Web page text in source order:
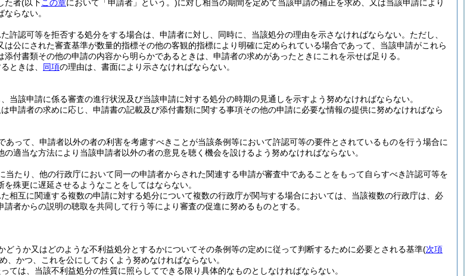
た者(以下この章において「申請者」という。)に対し相当の期間を定めて当該申請の補正を求め、又は当該申請により
らない。
許認可等を拒否する処分をする場合は、申請者に対し、同時に、当該処分の理由を示さなければならない。 ただし、
公にされた審査基準が数量的指標その他の客観的指標により明確に定められている場合であって、当該申請がこれら
付書類その他の申請の内容から明らかであるときは、申請者の求めがあったときにこれを示せば足りる。
ときは、 同項の理由は、書面により示さなければならない。
当該申請に係る審査の進行状況及び当該申請に対する処分の時期の見通しを示すよう努めなければならない。
申請者の求めに応じ、申請書の記載及び添付書類に関する事項その他の申請に必要な情報の提供に努めなければなら
あって、申請者以外の者の利害を考慮すべきことが当該条例等において許認可等の要件とされているものを行う場合に
適当な方法により当該申請者以外の者の意見を聴く機会を設けるよう努めなければならない。
当たり、他の行政庁において同一の申請者からされた関連する申請が審査中であることをもって自らすべき許認可等を
殊更に遅延させるようなことをしてはならない。
相互に関連する複数の申請に対する処分について複数の行政庁が関与する場合においては、当該複数の行政庁は、必
者からの説明の聴取を共同して行う等により審査の促進に努めるものとする。
どうか又はどのような不利益処分とするかについてその条例等の定めに従って判断するために必要とされる基準(次項
、かつ、これを公にしておくよう努めなければならない。
ては、当該不利益処分の性質に照らしてできる限り具体的なものとしなければならない。